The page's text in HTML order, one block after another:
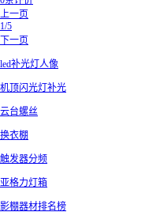
上一页
1/5
下一页
led补光灯人像
机顶闪光灯补光
云台螺丝
换衣棚
触发器分频
亚格力灯箱
影棚器材排名榜